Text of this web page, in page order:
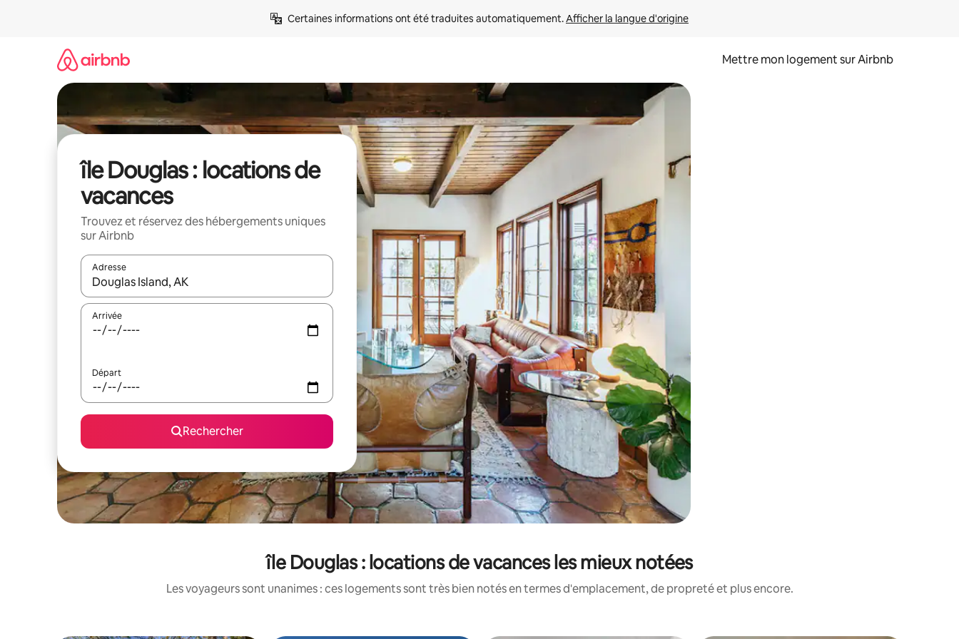
Certaines informations ont été traduites automatiquement. Afficher la langue d'origine
Mettre mon logement sur Airbnb
île Douglas : locations de
vacances
Trouvez et réservez des hébergements uniques
sur Airbnb
Adresse
Lorsque les résultats s'affichent, utilisez les flèches vers le haut et vers le bas pour les parcourir ou en appuyant et en faisant glisser.
Arrivée
Départ
Rechercher
île Douglas : locations de vacances les mieux notées
Les voyageurs sont unanimes : ces logements sont très bien notés en termes d'emplacement, de propreté et plus encore.